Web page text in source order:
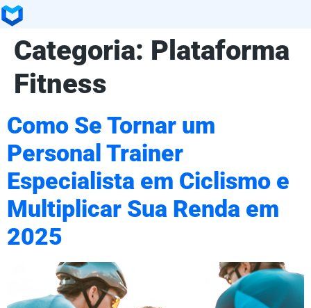
Categoria: Plataforma
Fitness
Como Se Tornar um
Personal Trainer
Especialista em Ciclismo e
Multiplicar Sua Renda em
2025